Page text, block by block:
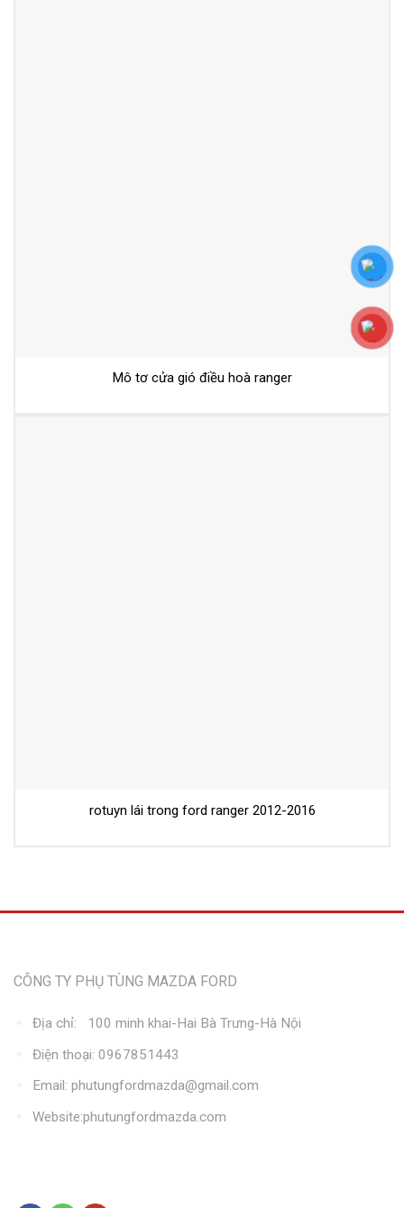
Mô tơ cửa gió điều hoà ranger
rotuyn lái trong ford ranger 2012-2016
CÔNG TY PHỤ TÙNG MAZDA FORD
Địa chỉ: 100 minh khai-Hai Bà Trưng-Hà Nội
Điện thoại: 0967851443
Email: phutungfordmazda@gmail.com
Website:phutungfordmazda.com